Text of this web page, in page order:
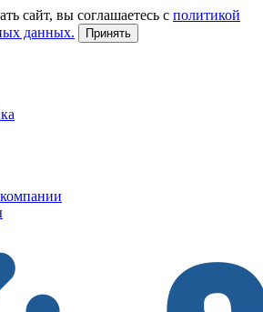
сайт, вы соглашаетесь с политикой
данных.
Принять